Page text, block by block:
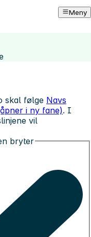
Meny
skal følge Navs
i ny fane). I
vil
bryter